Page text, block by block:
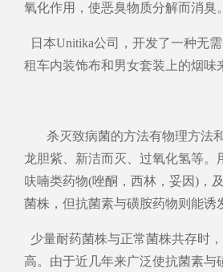
氧化作用，使恶臭物质分解而消
日本Unitika公司，开发了一种无
租车内装饰布和男女套装上的烟味
杀灭致病菌的方法有物理方法和
龙胆紫、新洁而灭、过氧化氢等。
呋喃类药物(唑酮，西林，妥因)，
菌株，但抗菌素与磺胺药物则能诱
少量耐药菌株与正常菌株共存时
高。由于近几年来广泛使抗菌素